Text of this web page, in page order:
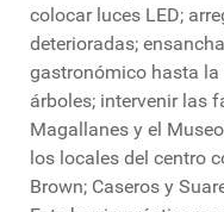
colocar luces LED;
deterioradas;
gastronómico hasta la
árboles; intervenir las
Magallanes y el
los locales del centro
Brown; Caseros y